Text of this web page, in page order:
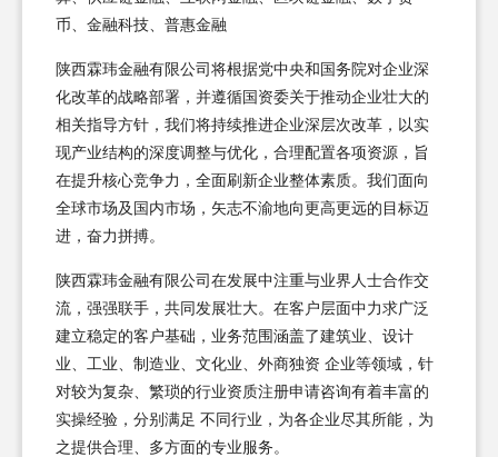
币、金融科技、普惠金融
陕西霖玮金融有限公司将根据党中央和国务院对企业深
化改革的战略部署，并遵循国资委关于推动企业壮大的
相关指导方针，我们将持续推进企业深层次改革，以实
现产业结构的深度调整与优化，合理配置各项资源，旨
在提升核心竞争力，全面刷新企业整体素质。我们面向
全球市场及国内市场，矢志不渝地向更高更远的目标迈
进，奋力拼搏。
陕西霖玮金融有限公司在发展中注重与业界人士合作交
流，强强联手，共同发展壮大。在客户层面中力求广泛
建立稳定的客户基础，业务范围涵盖了建筑业、设计
业、工业、制造业、文化业、外商独资 企业等领域，针
对较为复杂、繁琐的行业资质注册申请咨询有着丰富的
实操经验，分别满足 不同行业，为各企业尽其所能，为
之提供合理、多方面的专业服务。